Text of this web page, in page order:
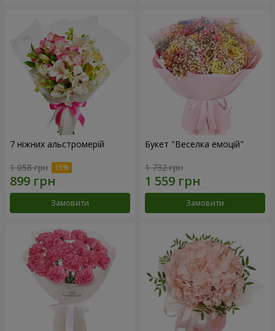
7 ніжних альстромерій
1 058 грн
Замовити
Букет "Веселка емоцій"
1 732 грн
Замовити